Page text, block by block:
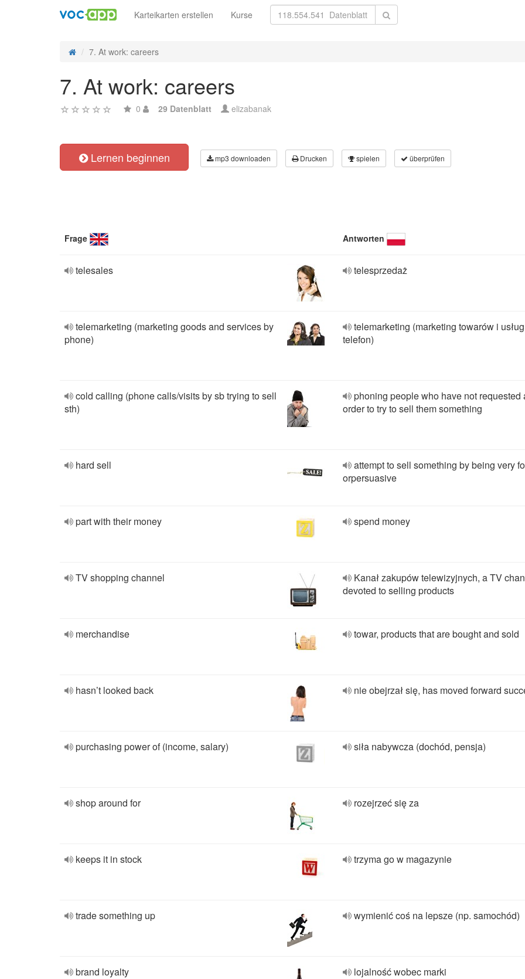
Karteikarten erstellen Kurse
7. At work: careers
7. At work: careers
0 29 Datenblatt elizabanak
Lernen beginnen mp3 downloaden Drucken spielen überprüfen
Frage Antworten
telesales telesprzedaż
telemarketing (marketing goods and services by
phone)
telemarketing (marketing towarów i
telefon)
cold calling (phone calls/visits by sb trying to sell
sth)
phoning people who have not requested
order to try to sell them something
hard sell
attempt to sell something by being very
orpersuasive
part with their money spend money
TV shopping channel
Kanał zakupów telewizyjnych, a TV
devoted to selling products
merchandise towar, products that are bought and sold
hasn’t looked back nie obejrzał się, has moved forward
purchasing power of (income, salary) siła nabywcza (dochód, pensja)
shop around for rozejrzeć się za
keeps it in stock trzyma go w magazynie
trade something up wymienić coś na lepsze (np. samochód)
brand loyalty lojalność wobec marki